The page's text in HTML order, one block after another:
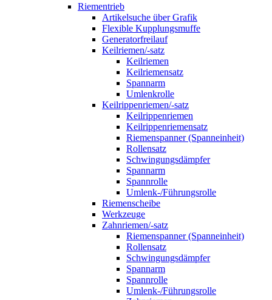
Riementrieb
Artikelsuche über Grafik
Flexible Kupplungsmuffe
Generatorfreilauf
Keilriemen/-satz
Keilriemen
Keilriemensatz
Spannarm
Umlenkrolle
Keilrippenriemen/-satz
Keilrippenriemen
Keilrippenriemensatz
Riemenspanner (Spanneinheit)
Rollensatz
Schwingungsdämpfer
Spannarm
Spannrolle
Umlenk-/Führungsrolle
Riemenscheibe
Werkzeuge
Zahnriemen/-satz
Riemenspanner (Spanneinheit)
Rollensatz
Schwingungsdämpfer
Spannarm
Spannrolle
Umlenk-/Führungsrolle